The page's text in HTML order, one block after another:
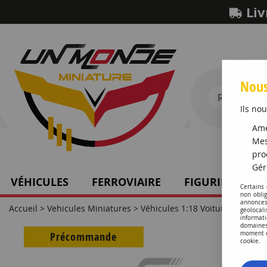
VÉHICULES FERROVIAIRE FIGURINES
Accueil > Vehicules Miniatures > Véhicules 1:18 Voitures >Volvo
Précommande
Ils
Certains
non
moment
cookie.